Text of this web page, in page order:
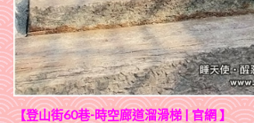
【登山街60巷-時空廊道溜滑梯 |官網】